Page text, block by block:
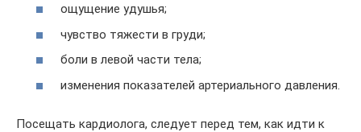
ощущение удушья;
чувство тяжести в груди;
боли в левой части тела;
изменения показателей артериального давления.
Посещать кардиолога, следует перед тем, как идти к